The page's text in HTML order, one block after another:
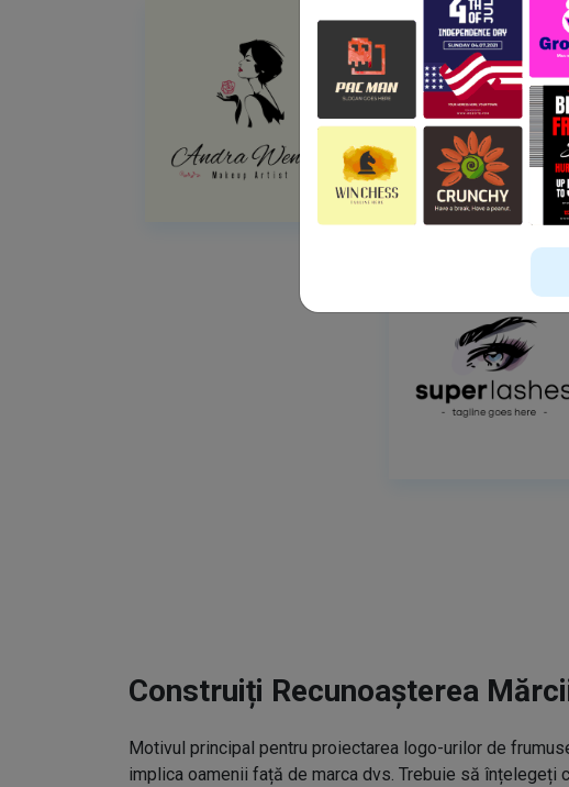
Construiți Recunoașterea
Motivul principal pentru proiectarea logo-urilor de
implica oamenii față de marca dvs. Trebuie să înțelegeți